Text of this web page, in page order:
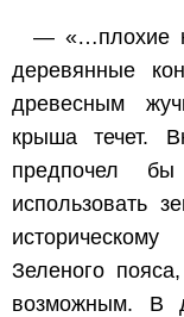
— «…плохие
деревянные
древесным
крыша течет.
предпочел
использовать
Зеленого
возможным. В